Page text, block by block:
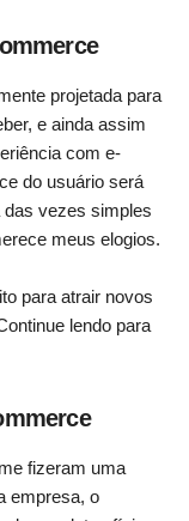
projetada para
e ainda assim
com e-
do usuário será
vezes simples
meus elogios.
para atrair novos
lendo para
fizeram uma
empresa, o